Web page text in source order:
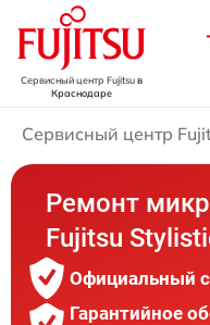
Сервисный центр Fujitsuв
Краснодаре
Сервисный центр
Ремонт
Fujitsu
Официальный
Гарантийное